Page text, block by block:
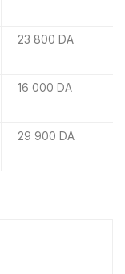
23 800 DA
16 000 DA
29 900 DA